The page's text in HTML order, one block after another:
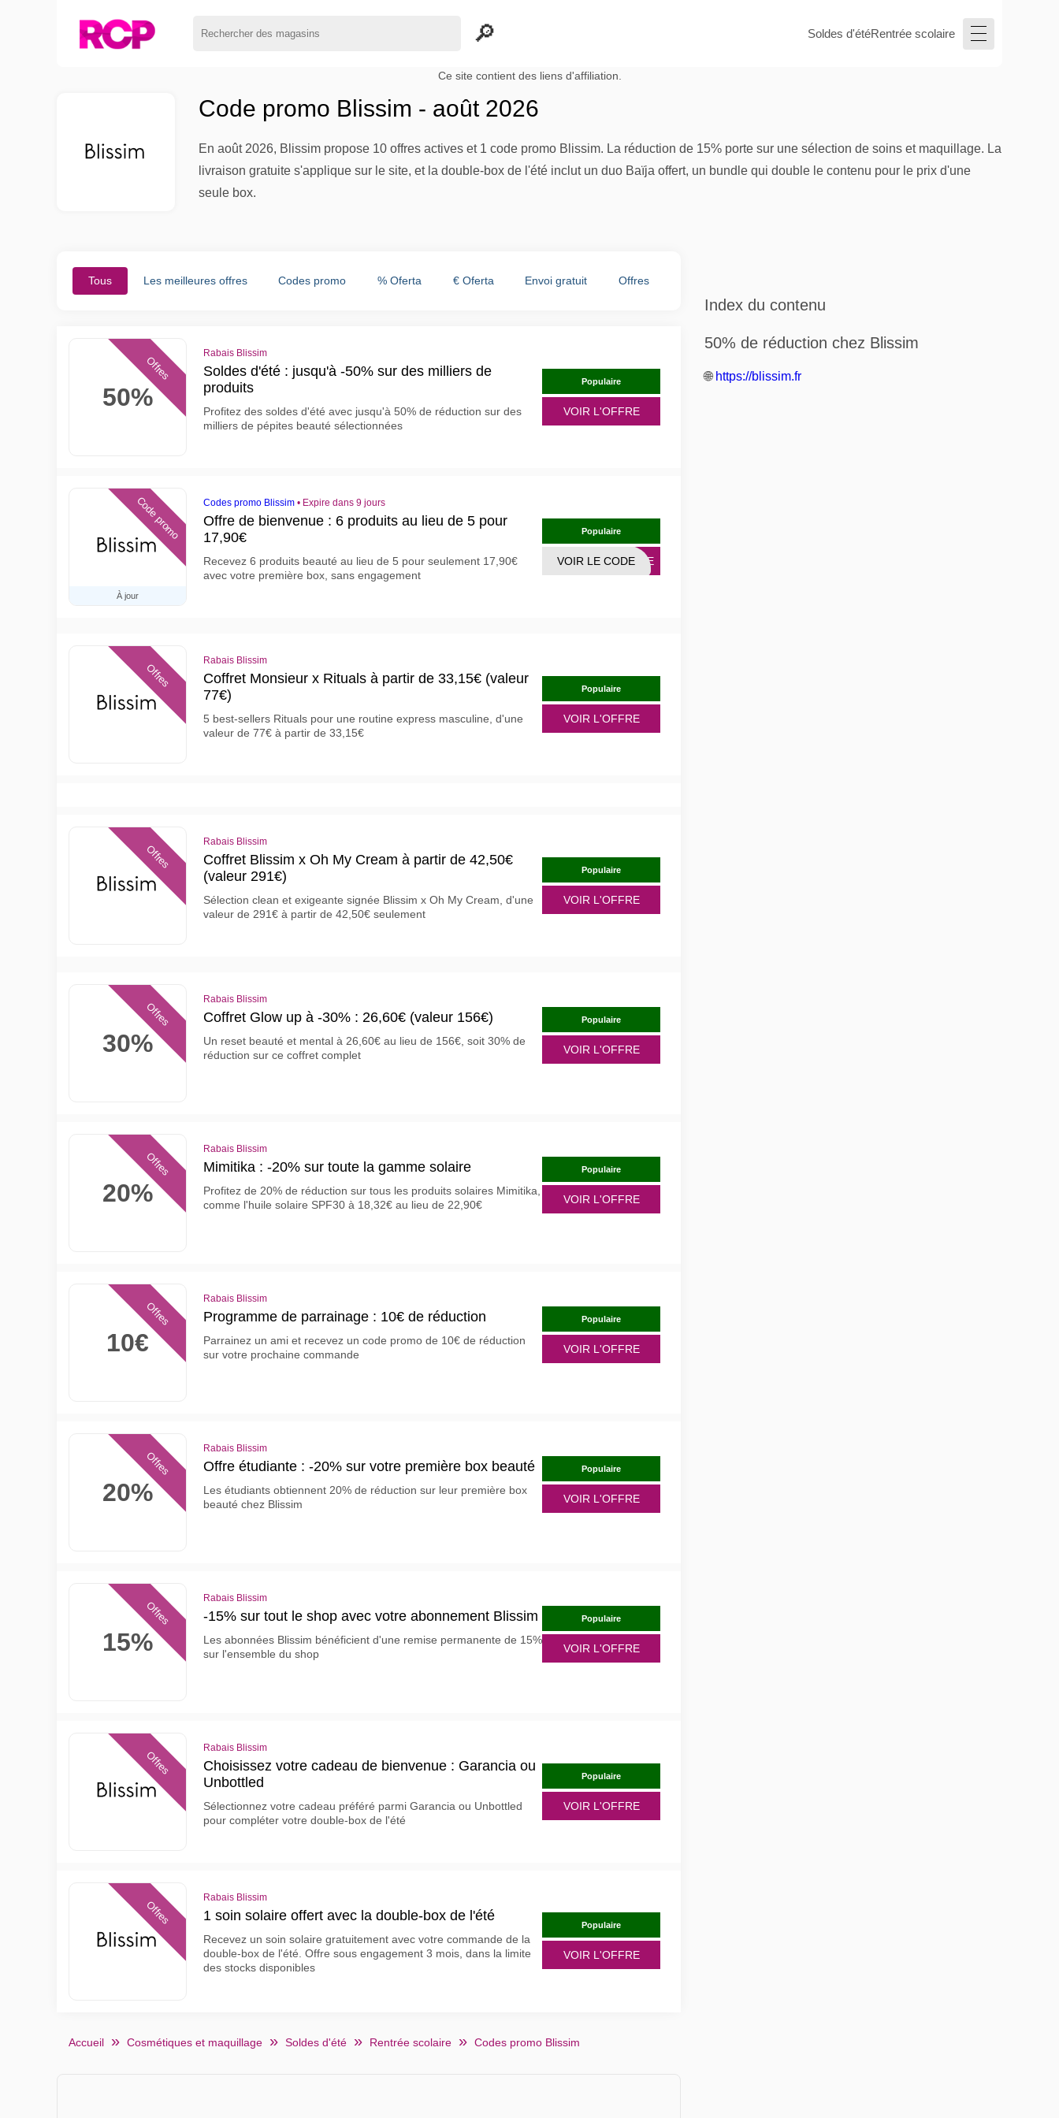
Soldes d'étéRentrée scolaire
Ce site contient des liens d'affiliation.
Code promo Blissim - août 2026
En août 2026, Blissim propose 10 offres actives et 1 code promo Blissim. La réduction de 15% porte sur une sélection de soins et maquillage. La
livraison gratuite s'applique sur le site, et la double-box de l'été inclut un duo Baïja offert, un bundle qui double le contenu pour le prix d'une
seule box.
Tous Les meilleures offres Codes promo % Oferta € Oferta Envoi gratuit Offres
50%
Offres
Rabais Blissim
Soldes d'été : jusqu'à -50% sur des milliers de
produits
Profitez des soldes d'été avec jusqu'à 50% de réduction sur des
milliers de pépites beauté sélectionnées
Populaire
VOIR L'OFFRE
À jour
Code promo Codes promo Blissim • Expire dans 9 jours
Offre de bienvenue : 6 produits au lieu de 5 pour
17,90€
Recevez 6 produits beauté au lieu de 5 pour seulement 17,90€
avec votre première box, sans engagement
Populaire
AIRE
VOIR LE CODE
Offres
Rabais Blissim
Coffret Monsieur x Rituals à partir de 33,15€ (valeur
77€)
5 best-sellers Rituals pour une routine express masculine, d'une
valeur de 77€ à partir de 33,15€
Populaire
VOIR L'OFFRE
Offres
Rabais Blissim
Coffret Blissim x Oh My Cream à partir de 42,50€
(valeur 291€)
Sélection clean et exigeante signée Blissim x Oh My Cream, d'une
valeur de 291€ à partir de 42,50€ seulement
Populaire
VOIR L'OFFRE
30%
Offres
Rabais Blissim
Coffret Glow up à -30% : 26,60€ (valeur 156€)
Un reset beauté et mental à 26,60€ au lieu de 156€, soit 30% de
réduction sur ce coffret complet
Populaire
VOIR L'OFFRE
20%
Offres
Rabais Blissim
Mimitika : -20% sur toute la gamme solaire
Profitez de 20% de réduction sur tous les produits solaires Mimitika,
comme l'huile solaire SPF30 à 18,32€ au lieu de 22,90€
Populaire
VOIR L'OFFRE
10€
Offres
Rabais Blissim
Programme de parrainage : 10€ de réduction
Parrainez un ami et recevez un code promo de 10€ de réduction
sur votre prochaine commande
Populaire
VOIR L'OFFRE
20%
Offres
Rabais Blissim
Offre étudiante : -20% sur votre première box beauté
Les étudiants obtiennent 20% de réduction sur leur première box
beauté chez Blissim
Populaire
VOIR L'OFFRE
15%
Offres
Rabais Blissim
-15% sur tout le shop avec votre abonnement Blissim
Les abonnées Blissim bénéficient d'une remise permanente de 15%
sur l'ensemble du shop
Populaire
VOIR L'OFFRE
Offres
Rabais Blissim
Choisissez votre cadeau de bienvenue : Garancia ou
Unbottled
Sélectionnez votre cadeau préféré parmi Garancia ou Unbottled
pour compléter votre double-box de l'été
Populaire
VOIR L'OFFRE
Offres
Rabais Blissim
1 soin solaire offert avec la double-box de l'été
Recevez un soin solaire gratuitement avec votre commande de la
double-box de l'été. Offre sous engagement 3 mois, dans la limite
des stocks disponibles
Populaire
VOIR L'OFFRE
Accueil Cosmétiques et maquillage Soldes d'été Rentrée scolaire Codes promo Blissim
Index du contenu
50% de réduction chez Blissim
🌐 https://blissim.fr